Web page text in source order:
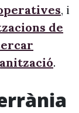
, i
de
.